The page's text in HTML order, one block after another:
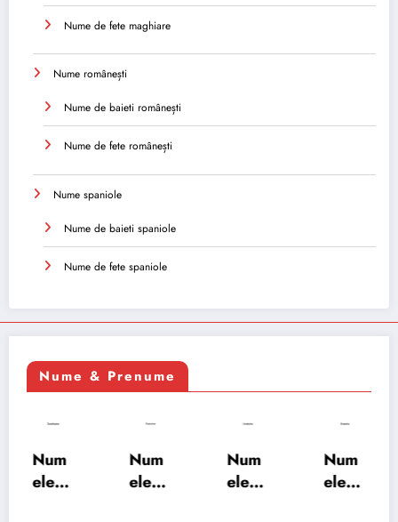
Nume de fete maghiare
Nume românești
Nume de baieti românești
Nume de fete românești
Nume spaniole
Nume de baieti spaniole
Nume de fete spaniole
Nume & Prenume
Num
ele
Num
ele
Num
ele
Num
ele